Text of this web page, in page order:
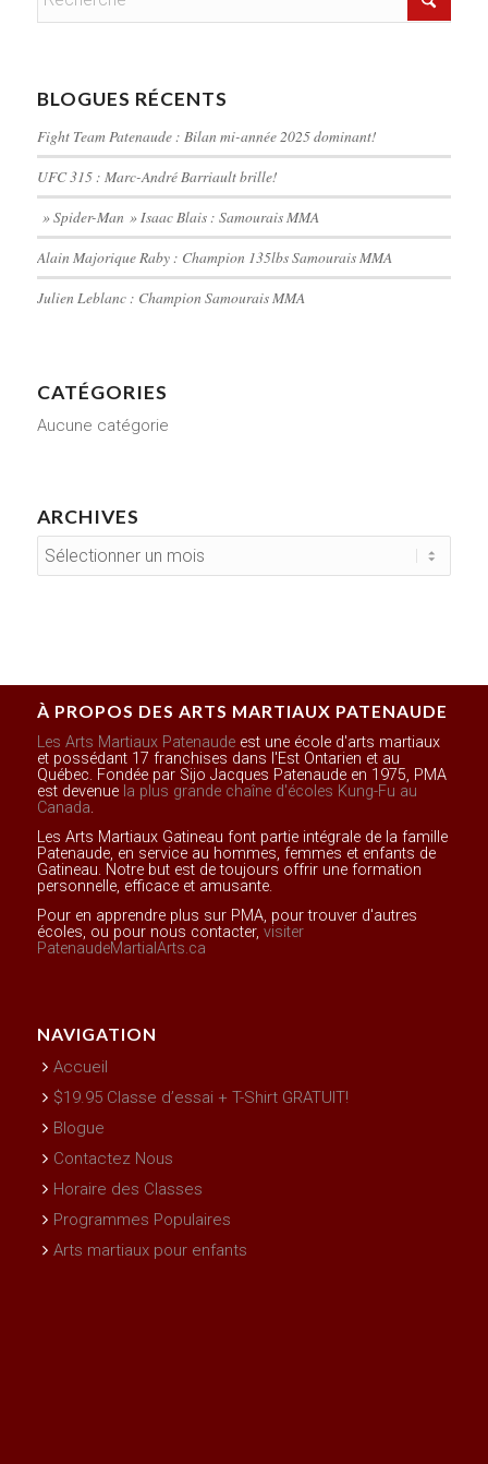
BLOGUES RÉCENTS
Fight Team Patenaude : Bilan mi-année 2025 dominant!
UFC 315 : Marc-André Barriault brille!
» Spider-Man » Isaac Blais : Samourais MMA
Alain Majorique Raby : Champion 135lbs Samourais MMA
Julien Leblanc : Champion Samourais MMA
CATÉGORIES
Aucune catégorie
ARCHIVES
À PROPOS DES ARTS MARTIAUX PATENAUDE
Les Arts Martiaux Patenaudeest une école d'arts martiaux
et possédant 17 franchises dans l'Est Ontarien et au
Québec. Fondée par Sijo Jacques Patenaude en 1975, PMA
est devenue la plus grande chaîne d'écoles Kung-Fu au
Canada.
Les Arts Martiaux Gatineau font partie intégrale de la famille
Patenaude, en service au hommes, femmes et enfants de
Gatineau. Notre but est de toujours offrir une formation
personnelle, efficace et amusante.
Pour en apprendre plus sur PMA, pour trouver d'autres
écoles, ou pour nous contacter, visiter
PatenaudeMartialArts.ca
NAVIGATION
Accueil
$19.95 Classe d’essai + T-Shirt GRATUIT!
Blogue
Contactez Nous
Horaire des Classes
Programmes Populaires
Arts martiaux pour enfants